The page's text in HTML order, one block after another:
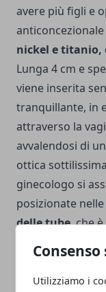
Utilizziamo i
avere più figli e
nickel e titanio,
Lunga 4 cm e
viene inserita
tranquillante, in
attraverso la
avvalendosi di
ottica
ginecologo si
posizionate
delle tube, che
anestesia,
può essere
col Servizio